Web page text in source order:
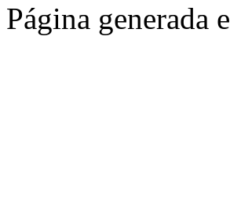
Página generada